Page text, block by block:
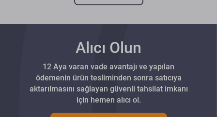
Alıcı Olun
12 Aya varan vade avantajı ve yapılan
ödemenin ürün tesliminden sonra satıcıya
aktarılmasını sağlayan güvenli tahsilat imkanı
için hemen alıcı ol.